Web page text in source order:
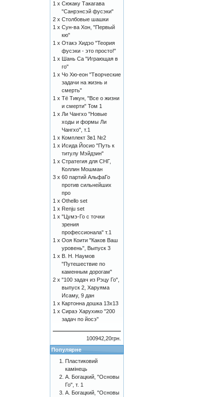
1 x Сюкаку Такагава
"Санрэнсэй фусэки"
2 x Столбовые шашки
1 x Сун-ва Хон, "Первый
кю"
1 x Отакэ Хидэо "Теория
фусэки - это просто!"
1 x Шань Са "Играющая в
го"
1 x Чо Хю-еон "Творческие
задачи на жизнь и
смерть"
1 x Тё Тикун, "Все о жизни
и смерти" Том 1
1 x Ли Чангхо "Новые
ходы и формы Ли
Чангхо", т.1
1 x Комплект 3в1 №2
1 x Исида Йосио "Путь к
титулу Мэйдзин"
1 x Стратегия для СНГ,
Коллин Мошман
3 x 60 партий АльфаГо
против сильнейших
про
1 x Othello set
1 x Renju set
1 x "Цумэ-Го с точки
зрения
профессионала" т.1
1 x Ооя Коити "Каков Ваш
уровень", Выпуск 3
1 x В. Н. Наумов
"Путешествие по
каменным дорогам"
2 x "100 задач из Рэцу Го",
выпуск 2, Харуяма
Исаму, 9 дан
1 x Картонна дошка 13x13
1 x Сираэ Харухико "200
задач по йосэ"
100942,20грн.
Популярне
Пластиковий
камінець
А. Богацкий, "Основы
Го", т. 1
А. Богацкий, "Основы